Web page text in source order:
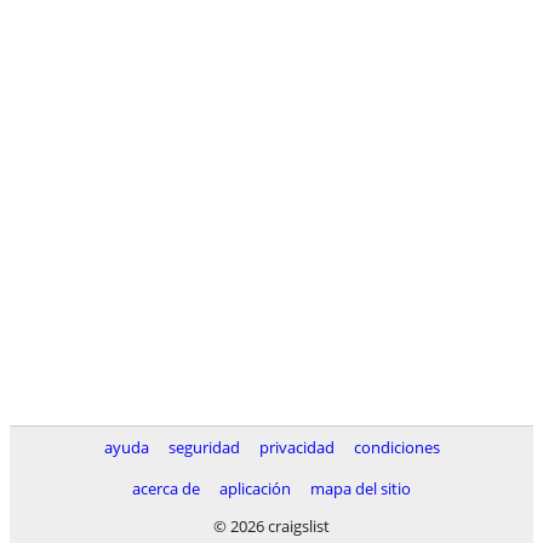
ayuda seguridad privacidad
condiciones
acerca de
aplicación
mapa del sitio
© 2026 craigslist